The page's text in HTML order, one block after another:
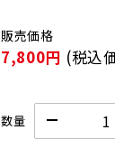
7,800円 (税込
数量